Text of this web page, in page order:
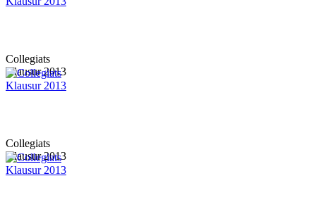
Collegiats
Klausur 2013
Collegiats
Klausur 2013